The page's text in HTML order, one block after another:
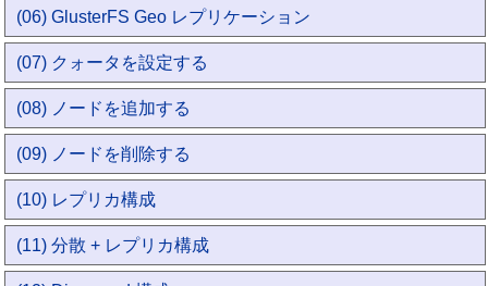
(06) GlusterFS Geo レプリケーション
(07) クォータを設定する
(08) ノードを追加する
(09) ノードを削除する
(10) レプリカ構成
(11) 分散 + レプリカ構成